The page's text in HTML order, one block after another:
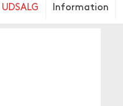
UDSALG Information